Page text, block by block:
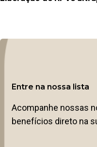
Entre na nossa lista
Acompanhe nossas
benefícios direto na